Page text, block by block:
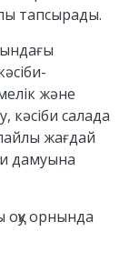
тапсырады.
және
салада
жағдай
дамуына
оқу орнында